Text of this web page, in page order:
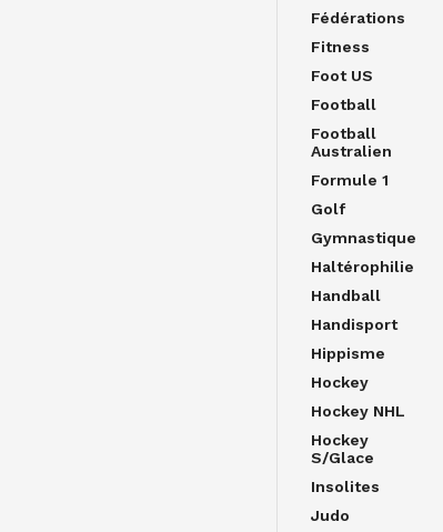
Fédérations
Fitness
Foot US
Football
Football
Australien
Formule 1
Golf
Gymnastique
Haltérophilie
Handball
Handisport
Hippisme
Hockey
Hockey NHL
Hockey
S/glace
Insolites
Judo